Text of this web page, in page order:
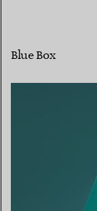
Blue Box